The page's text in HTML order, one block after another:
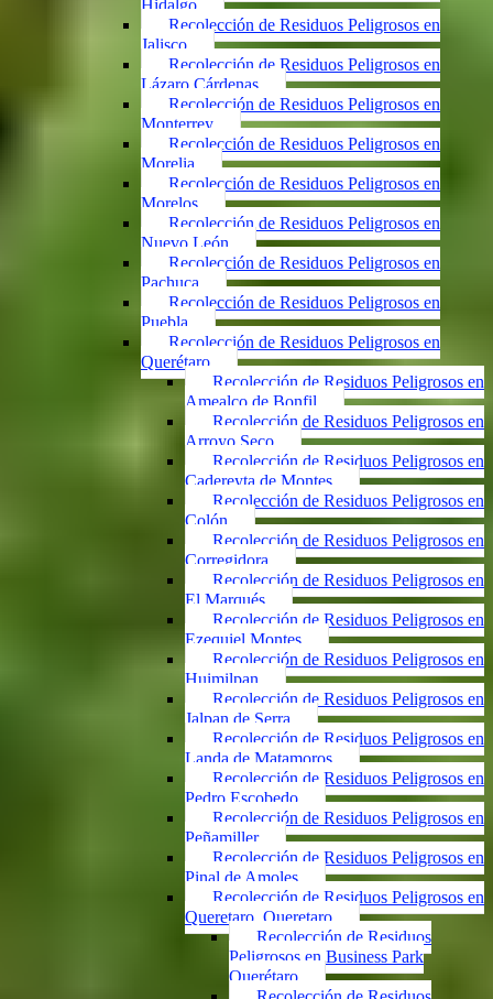
Hidalgo
Recolección de Residuos Peligrosos en
Jalisco
Recolección de Residuos Peligrosos en
Lázaro Cárdenas
Recolección de Residuos Peligrosos en
Monterrey
Recolección de Residuos Peligrosos en
Morelia
Recolección de Residuos Peligrosos en
Morelos
Recolección de Residuos Peligrosos en
Nuevo León
Recolección de Residuos Peligrosos en
Pachuca
Recolección de Residuos Peligrosos en
Puebla
Recolección de Residuos Peligrosos en
Querétaro
Recolección de Residuos Peligrosos en
Amealco de Bonfil
Recolección de Residuos Peligrosos en
Arroyo Seco
Recolección de Residuos Peligrosos en
Cadereyta de Montes
Recolección de Residuos Peligrosos en
Colón
Recolección de Residuos Peligrosos en
Corregidora
Recolección de Residuos Peligrosos en
El Marqués
Recolección de Residuos Peligrosos en
Ezequiel Montes
Recolección de Residuos Peligrosos en
Huimilpan
Recolección de Residuos Peligrosos en
Jalpan de Serra
Recolección de Residuos Peligrosos en
Landa de Matamoros
Recolección de Residuos Peligrosos en
Pedro Escobedo
Recolección de Residuos Peligrosos en
Peñamiller
Recolección de Residuos Peligrosos en
Pinal de Amoles
Recolección de Residuos Peligrosos en
Queretaro, Queretaro
Recolección de Residuos
Peligrosos en Business Park
Querétaro